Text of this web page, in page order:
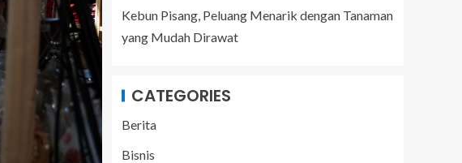
Kebun Pisang, Peluang Menarik dengan Tanaman
yang Mudah Dirawat
CATEGORIES
Berita
Bisnis